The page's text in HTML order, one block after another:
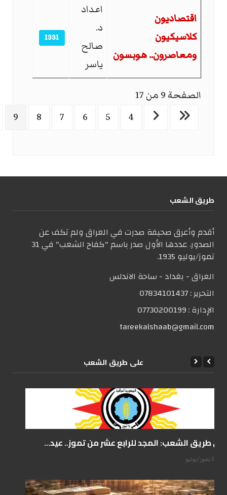
اقتصاديون
كلاسيكيون
ومعاصرون.. هوبسون
اعداد
د.
صالح
ياسر
1331
الصفحة 9 من 17
4
5
6
7
8
9
طریق الشعب
أقدم وأعرق صحيفة صدرت في العراق ولم تكف عن
الصدور. عددها الأول صدر باسم "كفاح الشعب" في 31
تموز/يوليو 1935.
العراق - بغداد - ساحة الاندلس
التحریر :07834101437
الإدارة :07730200199
tareekalshaab@gmail.com
علی طریق الشعب
على طريق الشعب: المجد للرابع عشر من تموز.. عيد...
14 تموز/يوليو